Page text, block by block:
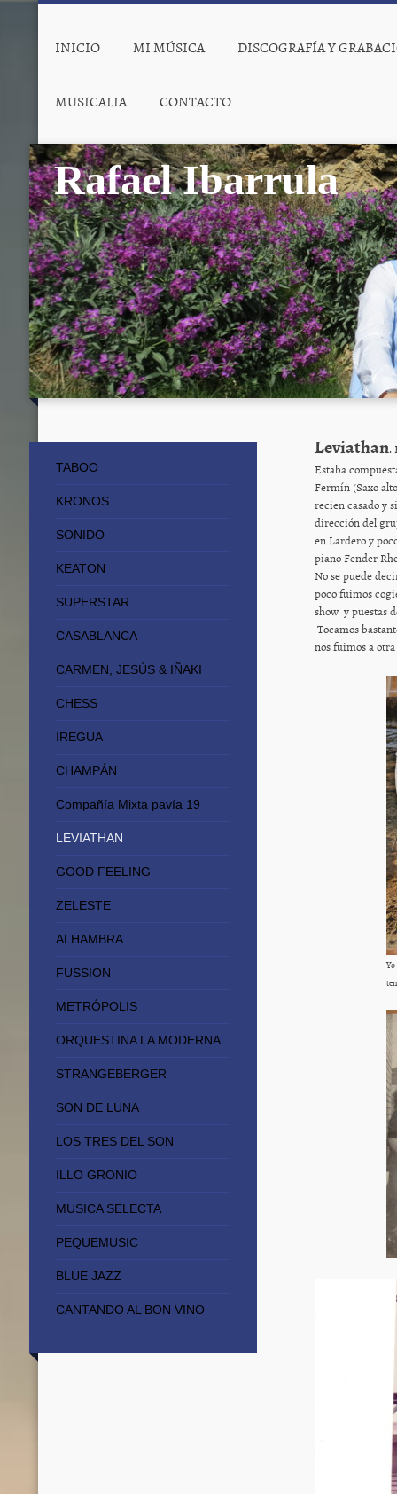
INICIO MI MÚSICA DISCOGRAFÍA Y
MUSICALIA CONTACTO
Rafael Ibarrula
Leviathan.
Estaba
Fermín (Saxo
recien casado y
dirección del
en Lardero y
piano Fender
No se puede
poco fuimos
show y puestas
Tocamos
nos fuimos a
TABOO
KRONOS
SONIDO
KEATON
SUPERSTAR
CASABLANCA
CARMEN, JESÚS & IÑAKI
CHESS
IREGUA
CHAMPÁN
Compañía Mixta pavía 19
LEVIATHAN
GOOD FEELING
ZELESTE
ALHAMBRA
FUSSION
METRÓPOLIS
ORQUESTINA LA MODERNA
STRANGEBERGER
SON DE LUNA
LOS TRES DEL SON
ILLO GRONIO
MUSICA SELECTA
PEQUEMUSIC
BLUE JAZZ
CANTANDO AL BON VINO